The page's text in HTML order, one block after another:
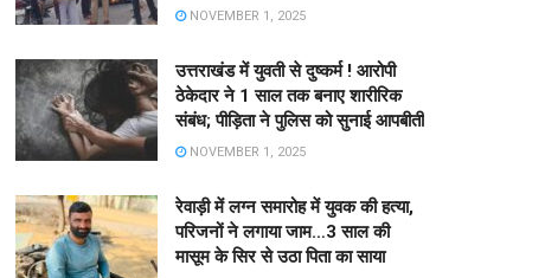
NOVEMBER 1, 2025
उत्तराखंड में युवती से दुष्कर्म ! आरोपी
ठेकेदार ने 1 साल तक बनाए शारीरिक
संबंध; पीड़िता ने पुलिस को सुनाई आपबीती
NOVEMBER 1, 2025
रेवाड़ी में लग्न समारोह में युवक की हत्या,
परिजनों ने लगाया जाम…3 साल की
मासूम के सिर से उठा पिता का साया